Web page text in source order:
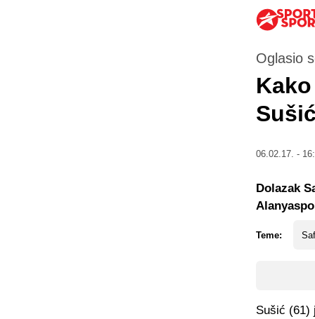
Oglasio
06.02.17. -
Teme:
Dolazak
Sušić (61)